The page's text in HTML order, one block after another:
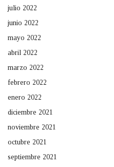
julio 2022
junio 2022
mayo 2022
abril 2022
marzo 2022
febrero 2022
enero 2022
diciembre 2021
noviembre 2021
octubre 2021
septiembre 2021